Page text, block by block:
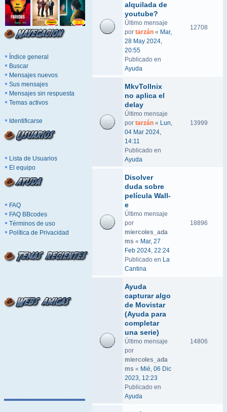
Índice general
Buscar
Mensajes nuevos
Sus mensajes
Mensajes sin respuesta
Temas activos
Identificarse
Lista de Usuarios
El equipo
FAQ
FAQ BBcodes
Términos de uso
Política de Privacidad
alquilada de
youtube?
Último mensaje
por tarzán « Mar,
28 May 2024,
20:55
Publicado en
Ayuda
12708
MkvTollnix
no aplica el
delay
Último mensaje
por tarzán « Lun,
04 Mar 2024,
14:11
Publicado en
Ayuda
13999
Disolver
duda sobre
película Wall-
e
Último mensaje
por
miercoles_ada
ms « Mar, 27
Feb 2024, 22:24
Publicado en La
Cantina
18896
Ayuda
capturar algo
de Movistar
(Ayuda para
completar
una serie)
Último mensaje
por
miercoles_ada
ms « Mié, 06 Dic
2023, 12:23
Publicado en
Ayuda
14806